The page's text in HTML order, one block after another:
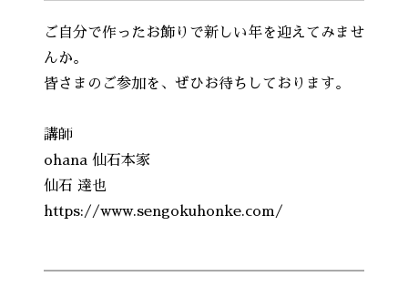
ご自分で作ったお飾りで新しい年を迎えてみませ
んか。
皆さまのご参加を、ぜひお待ちしております。
講師
ohana 仙石本家
仙石 達也
https://www.sengokuhonke.com/